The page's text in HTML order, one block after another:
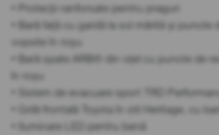
• Protecții ranforsate pentru praguri
• Bară față cu gardă la sol mărită și puncte
vopsite în roșu
• Bară spate ARB® din oțel cu puncte de
în roșu
• Sistem de evacuare sport TRD
• Grilă frontală Toyota în stil Heritage, cu
• Iluminare LED pentru benă